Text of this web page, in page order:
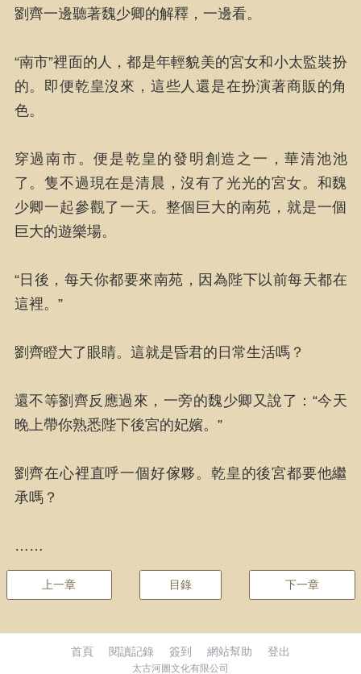
劉齊一邊聽著魏少卿的解釋，一邊看。
“南市”裡面的人，都是年輕貌美的宮女和小太監裝扮
的。即便乾皇沒來，這些人還是在扮演著商販的角
色。
穿過南市。便是乾皇的發明創造之一，華清池池
了。隻不過現在是清晨，沒有了光光的宮女。和魏
少卿一起參觀了一天。整個巨大的南苑，就是一個
巨大的遊樂場。
“日後，每天你都要來南苑，因為陛下以前每天都在
這裡。”
劉齊瞪大了眼睛。這就是昏君的日常生活嗎？
還不等劉齊反應過來，一旁的魏少卿又說了：“今天
晚上帶你熟悉陛下後宮的妃嬪。”
劉齊在心裡直呼一個好傢夥。乾皇的後宮都要他繼
承嗎？
……
上一章 目錄 下一章
首頁 閱讀記錄 簽到 網站幫助 登出
太古河圖文化有限公司